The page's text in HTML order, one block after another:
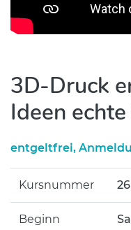
3D-Druck
Ideen
entgeltfrei,
Kursnummer
Beginn